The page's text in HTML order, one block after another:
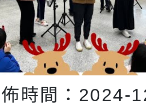
時間：2024-